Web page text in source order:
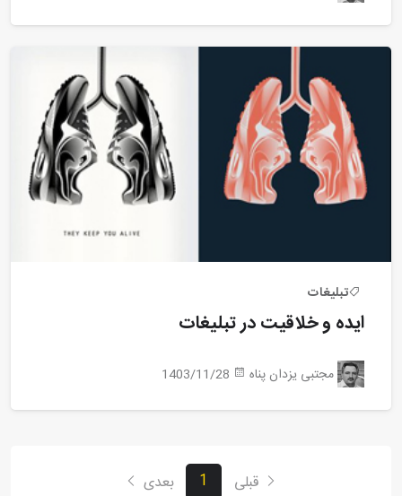
تبلیغات
ایده و خلاقیت در تبلیغات
مجتبی یزدان پناه 1403/11/28
قبلی 1 بعدی